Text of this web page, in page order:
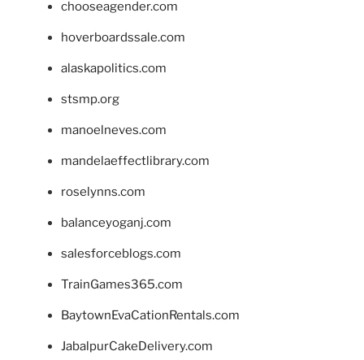
chooseagender.com
hoverboardssale.com
alaskapolitics.com
stsmp.org
manoelneves.com
mandelaeffectlibrary.com
roselynns.com
balanceyoganj.com
salesforceblogs.com
TrainGames365.com
BaytownEvaCationRentals.com
JabalpurCakeDelivery.com